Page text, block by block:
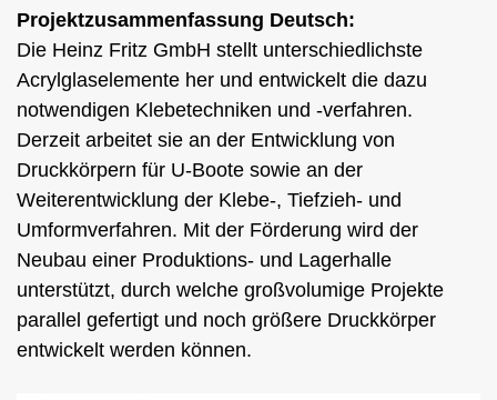
Projektzusammenfassung Deutsch:
Die Heinz Fritz GmbH stellt unterschiedlichste
Acrylglaselemente her und entwickelt die dazu
notwendigen Klebetechniken und -verfahren.
Derzeit arbeitet sie an der Entwicklung von
Druckkörpern für U-Boote sowie an der
Weiterentwicklung der Klebe-, Tiefzieh- und
Umformverfahren. Mit der Förderung wird der
Neubau einer Produktions- und Lagerhalle
unterstützt, durch welche großvolumige Projekte
parallel gefertigt und noch größere Druckkörper
entwickelt werden können.